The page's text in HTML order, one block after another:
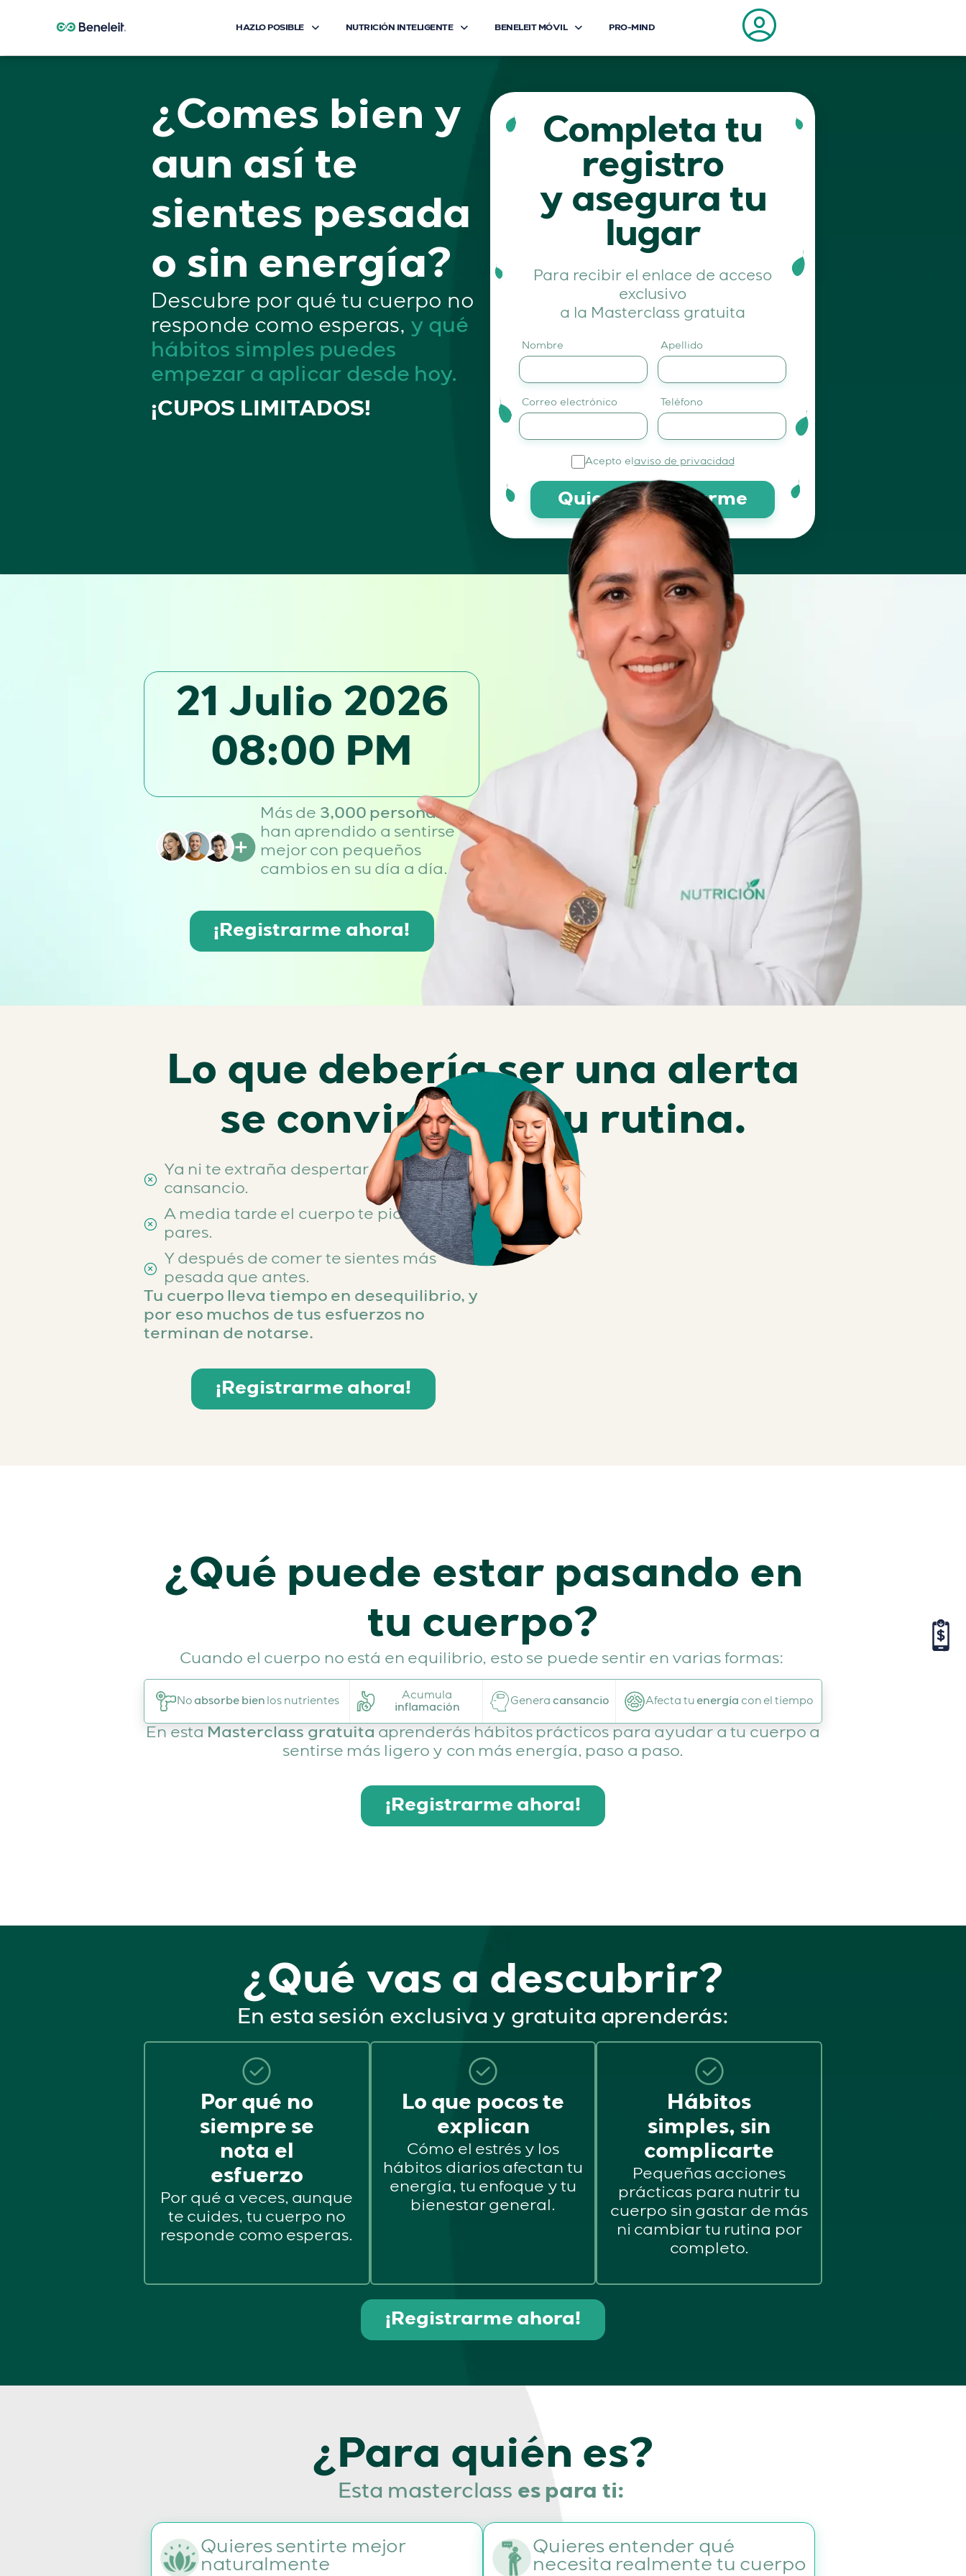
HAZLO POSIBLE NUTRICIÓN INTELIGENTE BENELEIT MÓVIL PRO-MIND
¿Comes bien y
aun así te
sientes pesada
o sin energía?
Descubre por qué tu cuerpo no
responde como esperas, y qué
hábitos simples puedes
empezar a aplicar desde hoy.
¡CUPOS LIMITADOS!
Completa tu
registro
y asegura tu
lugar
Para recibir el enlace de acceso
exclusivo
a la Masterclass gratuita
Nombre Apellido
Correo electrónico Teléfono
Acepto el aviso de privacidad
Quiero registrarme
21 Julio 2026
08:00 PM
Más de 3,000 personasya
han aprendido a sentirse
mejor con pequeños
cambios en su día a día.
¡Registrarme ahora!
Lo que debería ser una alerta
se convirtió en tu rutina.
Ya ni te extraña despertar con
cansancio.
A media tarde el cuerpo te pide que
pares.
Y después de comer te sientes más
pesada que antes.
Tu cuerpo lleva tiempo en desequilibrio, y
por eso muchos de tus esfuerzos no
terminan de notarse.
¡Registrarme ahora!
¿Qué puede estar pasando en
tu cuerpo?
Cuando el cuerpo no está en equilibrio, esto se puede sentir en varias formas:
No absorbe bien los nutrientes
Acumula
inflamación
Genera cansancio Afecta tu energía con el tiempo
En esta Masterclass gratuita aprenderás hábitos prácticos para ayudar a tu cuerpo a
sentirse más ligero y con más energía, paso a paso.
¡Registrarme ahora!
¿Qué vas a descubrir?
En esta sesión exclusiva y gratuita aprenderás:
Por qué no
siempre se
nota el
esfuerzo
Por qué a veces, aunque
te cuides, tu cuerpo no
responde como esperas.
Lo que pocos te
explican
Cómo el estrés y los
hábitos diarios afectan tu
energía, tu enfoque y tu
bienestar general.
Hábitos
simples, sin
complicarte
Pequeñas acciones
prácticas para nutrir tu
cuerpo sin gastar de más
ni cambiar tu rutina por
completo.
¡Registrarme ahora!
¿Para quién es?
Esta masterclass es para ti:
Quieres sentirte mejor
naturalmente
Quieres entender qué
necesita realmente tu cuerpo